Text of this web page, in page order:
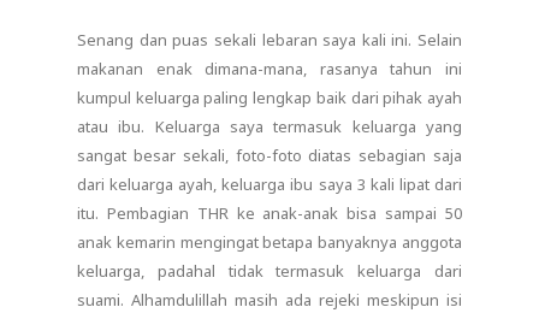
Senang dan puas sekali lebaran saya kali ini. Selain
makanan enak dimana-mana, rasanya tahun ini
kumpul keluarga paling lengkap baik dari pihak ayah
atau ibu. Keluarga saya termasuk keluarga yang
sangat besar sekali, foto-foto diatas sebagian saja
dari keluarga ayah, keluarga ibu saya 3 kali lipat dari
itu. Pembagian THR ke anak-anak bisa sampai 50
anak kemarin mengingat betapa banyaknya anggota
keluarga, padahal tidak termasuk keluarga dari
suami. Alhamdulillah masih ada rejeki meskipun isi